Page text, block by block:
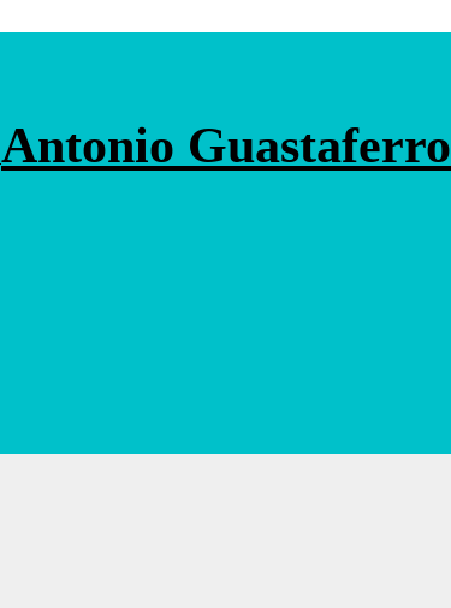
Antonio Guastaferro